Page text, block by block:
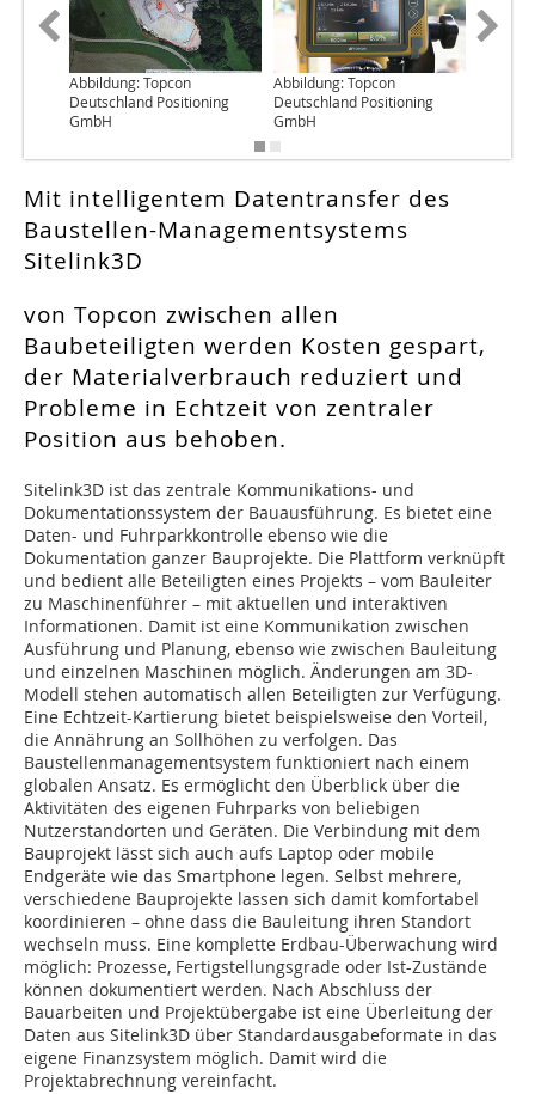
Abbildung: Topcon
Deutschland Positioning
GmbH
Abbildung: Topcon
Deutschland Positioning
GmbH
Mit intelligentem Datentransfer des
Baustellen-Managementsystems
Sitelink3D
von Topcon zwischen allen
Baubeteiligten werden Kosten gespart,
der Materialverbrauch reduziert und
Probleme in Echtzeit von zentraler
Position aus behoben.
Sitelink3D ist das zentrale Kommunikations- und
Dokumentationssystem der Bauausführung. Es bietet eine
Daten- und Fuhrparkkontrolle ebenso wie die
Dokumentation ganzer Bauprojekte. Die Plattform verknüpft
und bedient alle Beteiligten eines Projekts – vom Bauleiter
zu Maschinenführer – mit aktuellen und interaktiven
Informationen. Damit ist eine Kommunikation zwischen
Ausführung und Planung, ebenso wie zwischen Bauleitung
und einzelnen Maschinen möglich. Änderungen am 3D-
Modell stehen automatisch allen Beteiligten zur Verfügung.
Eine Echtzeit-Kartierung bietet beispielsweise den Vorteil,
die Annährung an Sollhöhen zu verfolgen. Das
Baustellenmanagementsystem funktioniert nach einem
globalen Ansatz. Es ermöglicht den Überblick über die
Aktivitäten des eigenen Fuhrparks von beliebigen
Nutzerstandorten und Geräten. Die Verbindung mit dem
Bauprojekt lässt sich auch aufs Laptop oder mobile
Endgeräte wie das Smartphone legen. Selbst mehrere,
verschiedene Bauprojekte lassen sich damit komfortabel
koordinieren – ohne dass die Bauleitung ihren Standort
wechseln muss. Eine komplette Erdbau-Überwachung wird
möglich: Prozesse, Fertigstellungsgrade oder Ist-Zustände
können dokumentiert werden. Nach Abschluss der
Bauarbeiten und Projektübergabe ist eine Überleitung der
Daten aus Sitelink3D über Standardausgabeformate in das
eigene Finanzsystem möglich. Damit wird die
Projektabrechnung vereinfacht.